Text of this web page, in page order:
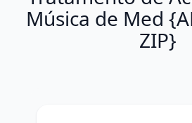
Música de Med
ZIP}